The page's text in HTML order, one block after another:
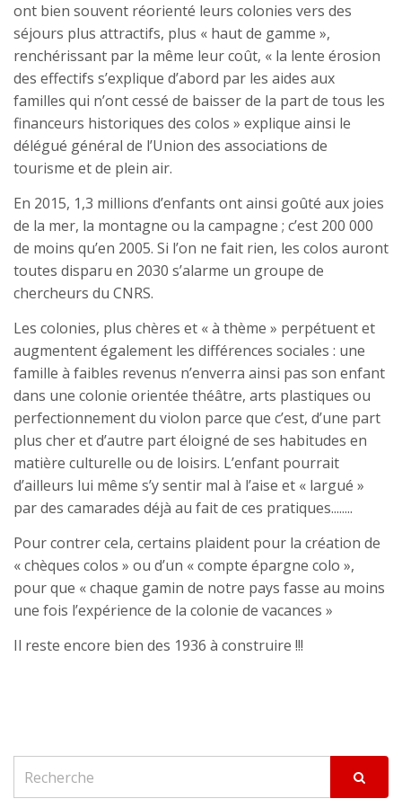
ont bien souvent réorienté leurs colonies vers des
séjours plus attractifs, plus « haut de gamme »,
renchérissant par la même leur coût, « la lente érosion
des effectifs s’explique d’abord par les aides aux
familles qui n’ont cessé de baisser de la part de tous les
financeurs historiques des colos » explique ainsi le
délégué général de l’Union des associations de
tourisme et de plein air.
En 2015, 1,3 millions d’enfants ont ainsi goûté aux joies
de la mer, la montagne ou la campagne ; c’est 200 000
de moins qu’en 2005. Si l’on ne fait rien, les colos auront
toutes disparu en 2030 s’alarme un groupe de
chercheurs du CNRS.
Les colonies, plus chères et « à thème » perpétuent et
augmentent également les différences sociales : une
famille à faibles revenus n’enverra ainsi pas son enfant
dans une colonie orientée théâtre, arts plastiques ou
perfectionnement du violon parce que c’est, d’une part
plus cher et d’autre part éloigné de ses habitudes en
matière culturelle ou de loisirs. L’enfant pourrait
d’ailleurs lui même s’y sentir mal à l’aise et « largué »
par des camarades déjà au fait de ces pratiques........
Pour contrer cela, certains plaident pour la création de
« chèques colos » ou d’un « compte épargne colo »,
pour que « chaque gamin de notre pays fasse au moins
une fois l’expérience de la colonie de vacances »
Il reste encore bien des 1936 à construire !!!